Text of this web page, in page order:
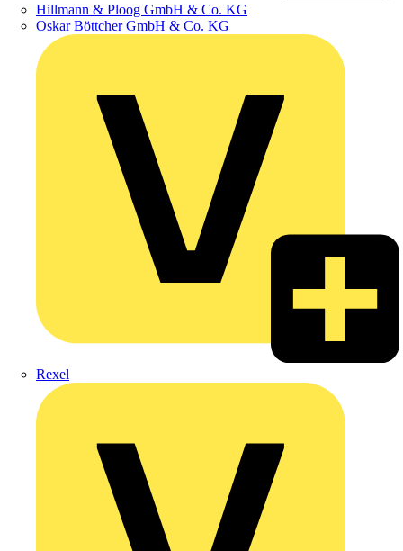
Hillmann & Ploog GmbH & Co. KG
Oskar Böttcher GmbH & Co. KG
Rexel